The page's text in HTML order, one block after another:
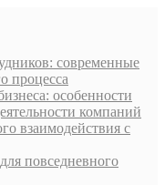
современные
процесса
особенности
компаний
взаимодействия с
повседневного